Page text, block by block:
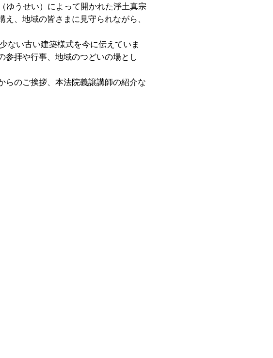
ゆうせい）によって開かれた淨土真宗
、地域の皆さまに見守られながら、
ない古い建築様式を今に伝えていま
参拝や行事、地域のつどいの場とし
らのご挨拶、本法院義譲講師の紹介な